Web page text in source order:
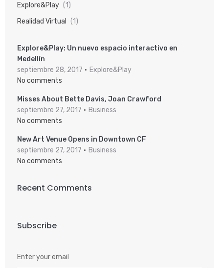
Explore&Play (1)
Realidad Virtual
(1)
Explore&Play: Un nuevo espacio interactivo en
Medellín
septiembre 28, 2017
Explore&Play
No comments
Misses About Bette Davis, Joan Crawford
septiembre 27, 2017
Business
No comments
New Art Venue Opens in Downtown CF
septiembre 27, 2017
Business
No comments
Recent Comments
Subscribe